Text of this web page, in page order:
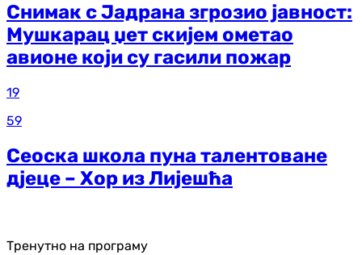
Снимак с Јадрана згрозио јавност:
Мушкарац џет скијем ометао
авионе који су гасили пожар
19
59
Сеоска школа пуна талентоване
дјеце – Хор из Лијешћа
Тренутно на програму